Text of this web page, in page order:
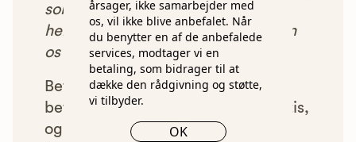
årsager, ikke samarbejder med
os, vil ikke blive anbefalet. Når
du benytter en af de anbefalede
services, modtager vi en
betaling, som bidrager til at
dække den rådgivning og støtte,
vi tilbyder.
OK
som vi har godkendt, anbefalet og
henvist dig til, betaler bedemanden
os et beløb for denne henvisning.
Betalingen for vores henvisninger
betyder, at vores rådgivning er gratis,
og at vi samtidig kan tilbyde vores